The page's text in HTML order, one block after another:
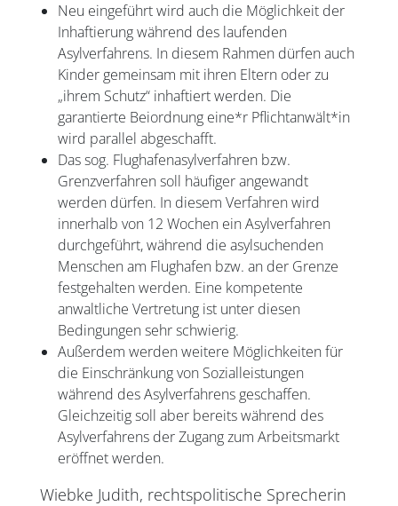
Neu eingeführt wird auch die Möglichkeit der
Inhaftierung während des laufenden
Asylverfahrens. In diesem Rahmen dürfen auch
Kinder gemeinsam mit ihren Eltern oder zu
„ihrem Schutz“ inhaftiert werden. Die
garantierte Beiordnung eine*r Pflichtanwält*in
wird parallel abgeschafft.
Das sog. Flughafenasylverfahren bzw.
Grenzverfahren soll häufiger angewandt
werden dürfen. In diesem Verfahren wird
innerhalb von 12 Wochen ein Asylverfahren
durchgeführt, während die asylsuchenden
Menschen am Flughafen bzw. an der Grenze
festgehalten werden. Eine kompetente
anwaltliche Vertretung ist unter diesen
Bedingungen sehr schwierig.
Außerdem werden weitere Möglichkeiten für
die Einschränkung von Sozialleistungen
während des Asylverfahrens geschaffen.
Gleichzeitig soll aber bereits während des
Asylverfahrens der Zugang zum Arbeitsmarkt
eröffnet werden.
Wiebke Judith, rechtspolitische Sprecherin